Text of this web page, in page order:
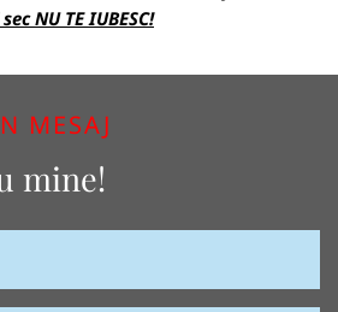
NU TE IUBESC!
MESAJ
mine!